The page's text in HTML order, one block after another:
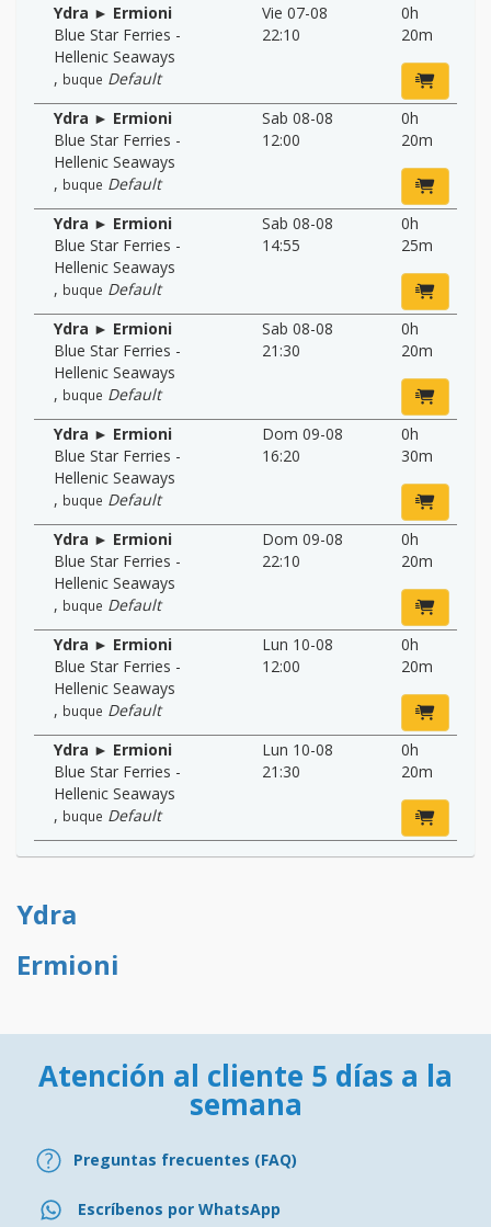
Ydra ► Ermioni
Blue Star Ferries -
Hellenic Seaways
, buque Default
Vie 07-08
22:10
0h
20m
Ydra ► Ermioni
Blue Star Ferries -
Hellenic Seaways
, buque Default
Sab 08-08
12:00
0h
20m
Ydra ► Ermioni
Blue Star Ferries -
Hellenic Seaways
, buque Default
Sab 08-08
14:55
0h
25m
Ydra ► Ermioni
Blue Star Ferries -
Hellenic Seaways
, buque Default
Sab 08-08
21:30
0h
20m
Ydra ► Ermioni
Blue Star Ferries -
Hellenic Seaways
, buque Default
Dom 09-08
16:20
0h
30m
Ydra ► Ermioni
Blue Star Ferries -
Hellenic Seaways
, buque Default
Dom 09-08
22:10
0h
20m
Ydra ► Ermioni
Blue Star Ferries -
Hellenic Seaways
, buque Default
Lun 10-08
12:00
0h
20m
Ydra ► Ermioni
Blue Star Ferries -
Hellenic Seaways
, buque Default
Lun 10-08
21:30
0h
20m
Ydra
Ermioni
Atención al cliente 5 días a la
semana
Preguntas frecuentes (FAQ)
Escríbenos por WhatsApp